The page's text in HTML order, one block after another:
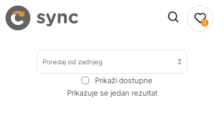
0
Poredaj od zadnjeg
Prikaži dostupne
Prikazuje se jedan rezultat